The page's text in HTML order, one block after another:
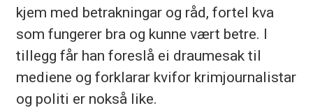
kjem med betrakningar og råd, fortel kva
som fungerer bra og kunne vært betre. I
tillegg får han foreslå ei draumesak til
mediene og forklarar kvifor krimjournalistar
og politi er nokså like.